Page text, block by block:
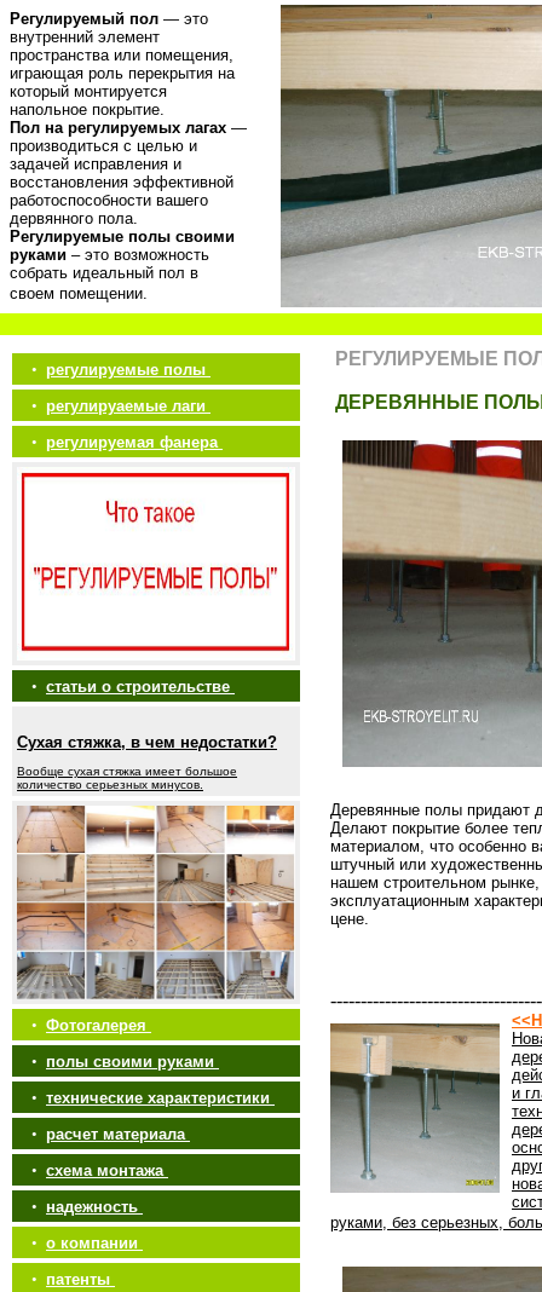
Регулируемый пол — это
внутренний элемент
пространства или помещения,
играющая роль перекрытия на
который монтируется
напольное покрытие.
Пол на регулируемых лагах —
производиться с целью и
задачей исправления и
восстановления эффективной
работоспособности вашего
дервянного пола.
Регулируемые полы своими
руками – это возможность
собрать идеальный пол в
своем помещении.
• регулируемые полы
• регулируаемые лаги
• регулируемая фанера
• статьи о строительстве
Сухая стяжка, в чем недостатки?
Вообще сухая стяжка имеет большое
количество серьезных минусов.
• Фотогалерея
• полы своими руками
• технические характеристики
• расчет материала
• схема монтажа
• надежность
• о компании
• патенты
РЕГУЛИРУЕМЫЕ
ДЕРЕВЯННЫЕ
Деревянные полы придают
Делают покрытие более
материалом, что особенно
штучный или
нашем строительном
эксплуатационным
цене.
и
руками, без серьезных,